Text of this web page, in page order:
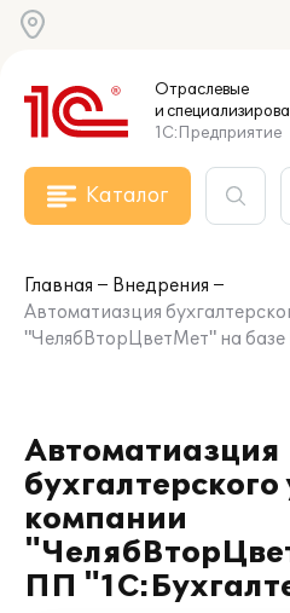
Отраслевые
и
1С:Предприятие
Каталог
Главная
Внедрения
Автоматиазция
"ЧелябВторЦветМет" на
Автоматиазция
бухгалтерского
компании
ПП